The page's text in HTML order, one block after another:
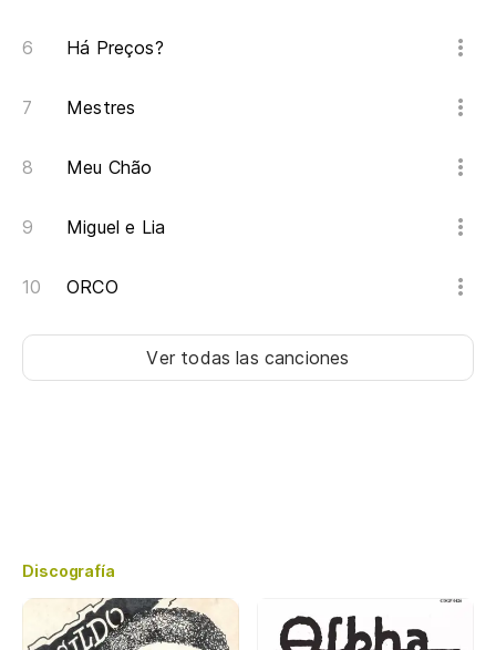
Há Preços?
Mestres
Meu Chão
Miguel e Lia
ORCO
Ver todas las canciones
Discografía